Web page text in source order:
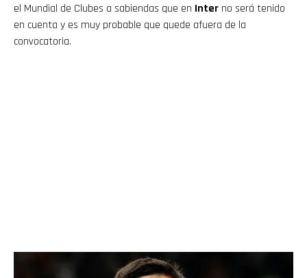
el Mundial de Clubes a sabiendas que en Inter no será tenido
en cuenta y es muy probable que quede afuera de la
convocatoria.
Flipboard